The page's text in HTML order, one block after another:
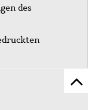
des